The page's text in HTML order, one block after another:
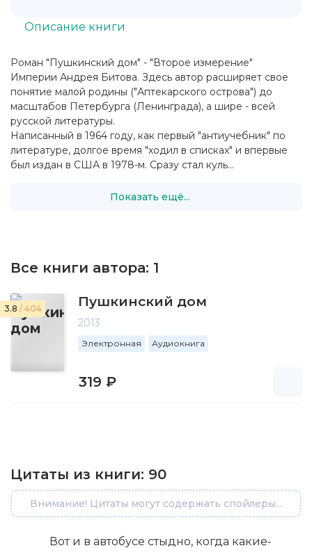
Роман "Пушкинский дом" - "Второе измерение"
Империи Андрея Битова. Здесь автор расширяет свое
понятие малой родины ("Аптекарского острова") до
масштабов Петербурга (Ленинграда), а шире - всей
русской литературы.
Написанный в 1964 году, как первый "антиучебник" по
литературе, долгое время "ходил в списках" и впервые
был издан в США в 1978-м. Сразу стал куль...
Показать ещё...
Описание книги
Все книги автора: 1
3.8 / 404 Пушкинский дом
2013
Электронная Аудиокнига
319 ₽
Цитаты из книги: 90
Внимание! Цитаты могут содержать спойлеры...
Вот и в автобусе стыдно, когда какие-